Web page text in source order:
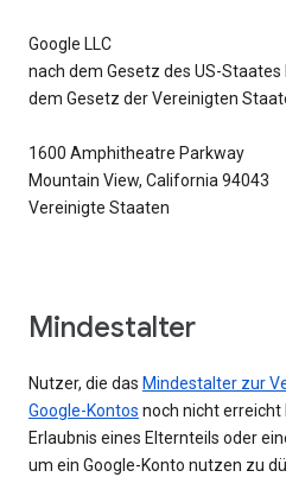
Google LLC
nach dem Gesetz des US-
dem Gesetz der Vereinigten
1600 Amphitheatre Parkway
Mountain View, California 94043
Vereinigte Staaten
Mindestalter
Nutzer, die das Mindestalter zur
Google-Kontos noch nicht erreicht
Erlaubnis eines Elternteils oder
um ein Google-Konto nutzen zu